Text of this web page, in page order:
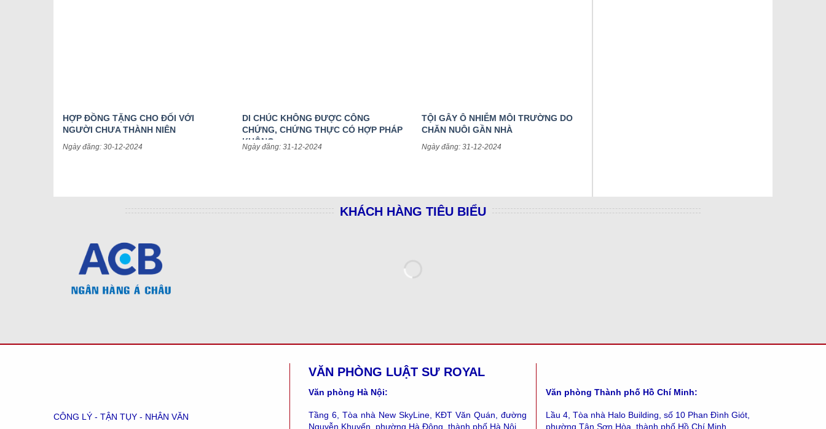
HỢP ĐỒNG TẶNG CHO ĐỐI VỚI
NGƯỜI CHƯA THÀNH NIÊN
Ngày đăng: 30-12-2024
DI CHÚC KHÔNG ĐƯỢC CÔNG
CHỨNG, CHỨNG THỰC CÓ HỢP PHÁP
KHÔNG
Ngày đăng: 31-12-2024
TỘI GÂY Ô NHIỄM MÔI TRƯỜNG DO
CHĂN NUÔI GẦN NHÀ
Ngày đăng: 31-12-2024
KHÁCH HÀNG TIÊU BIỂU
CÔNG LÝ - TẬN TỤY - NHÂN VĂN
VĂN PHÒNG LUẬT SƯ ROYAL
Văn phòng Hà Nội:
Tầng 6, Tòa nhà New SkyLine, KĐT Văn Quán, đường
Nguyễn Khuyến, phường Hà Đông, thành phố Hà Nội
Văn phòng Thành phố Hồ Chí Minh:
Lầu 4, Tòa nhà Halo Building, số 10 Phan Đình Giót,
phường Tân Sơn Hòa, thành phố Hồ Chí Minh